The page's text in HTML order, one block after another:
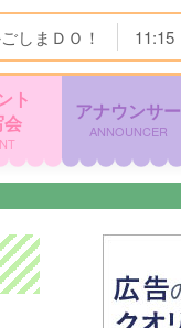
しまＤＯ！ 11:15
ト
アナウンサー
ANNOUNCER